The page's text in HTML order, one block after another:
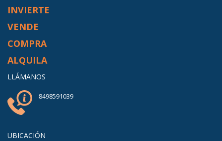
INVIERTE
VENDE
COMPRA
ALQUILA
LLÁMANOS
8498591039
UBICACIÓN